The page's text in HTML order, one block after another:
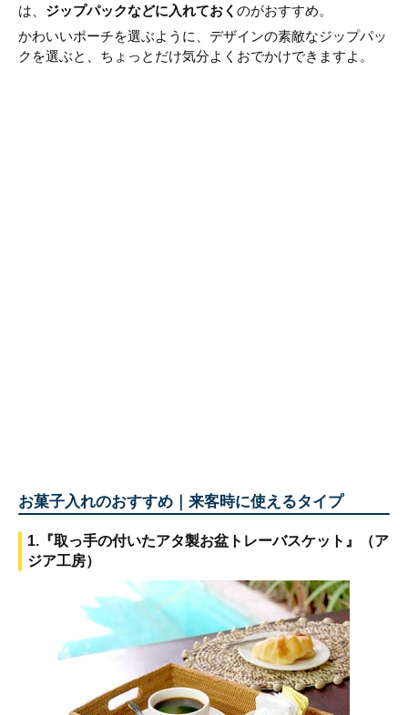
は、 ジップパックなどに入れておく のがおすすめ。
かわいいポーチを選ぶように、デザインの素敵なジップパッ
クを選ぶと、ちょっとだけ気分よくおでかけできますよ。
お菓子入れのおすすめ｜来客時に使えるタイプ
1.『取っ手の付いたアタ製お盆トレーバスケット』（ア
ジア工房）